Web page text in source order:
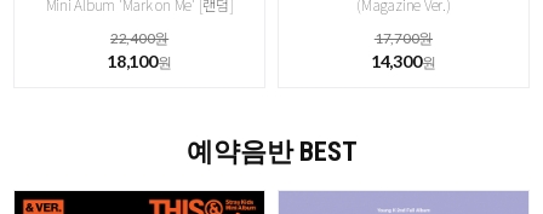
22,400원
18,100원
17,700원
14,300원
예약음반 BEST